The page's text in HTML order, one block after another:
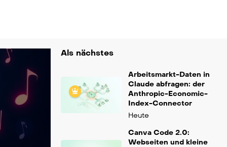
Als nächstes
Arbeitsmarkt-Daten in
Claude abfragen: der
Anthropic-Economic-
Index-Connector
Heute
Canva Code 2.0:
Webseiten und kleine